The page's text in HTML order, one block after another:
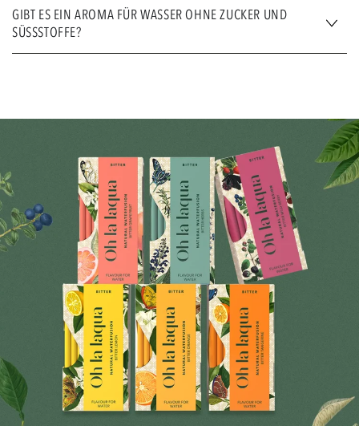
GIBT ES EIN AROMA FÜR WASSER OHNE ZUCKER UND
SÜSSSTOFFE?